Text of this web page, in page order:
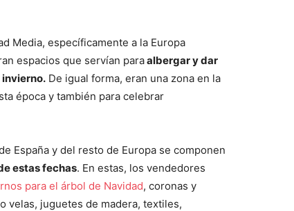
Media, específicamente a la Europa
espacios que servían paraalbergar y dar
invierno. De igual forma, eran una zona en la
época y también para celebrar
España y del resto de Europa se componen
estas fechas. En estas, los vendedores
para el árbol de Navidad, coronas y
velas, juguetes de madera, textiles,